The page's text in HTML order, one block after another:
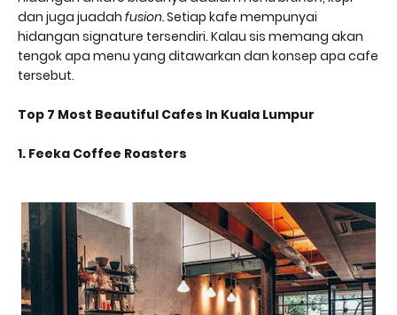
dan juga juadah fusion.Setiap kafe mempunyai
hidangan signature tersendiri. Kalau sis memang akan
tengok apa menu yang ditawarkan dan konsep apa cafe
tersebut.
Top 7 Most Beautiful Cafes In Kuala Lumpur
1. Feeka Coffee Roasters